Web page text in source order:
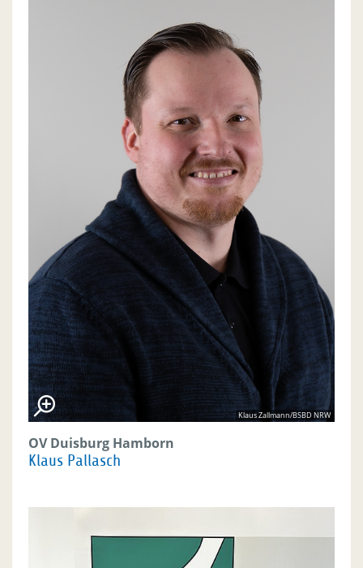
Klaus Zallmann/BSBD NRW
OV Duisburg Hamborn
Klaus Pallasch